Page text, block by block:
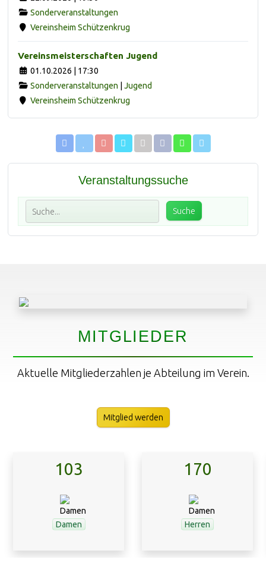
Sonderveranstaltungen
Vereinsheim Schützenkrug
Vereinsmeisterschaften Jugend
01.10.2026 | 17:30
Sonderveranstaltungen
Jugend
Vereinsheim Schützenkrug
Veranstaltungssuche
MITGLIEDER
Aktuelle Mitgliederzahlen je Abteilung im Verein.
Mitglied werden
170
Herren
59
Jugend